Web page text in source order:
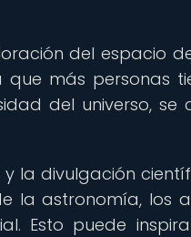
del espacio
más personas
del universo, se
la divulgación
la astronomía, los
Esto puede